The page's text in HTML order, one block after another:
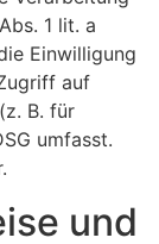
1 lit. a
Einwilligung
auf
B. für
umfasst.
und